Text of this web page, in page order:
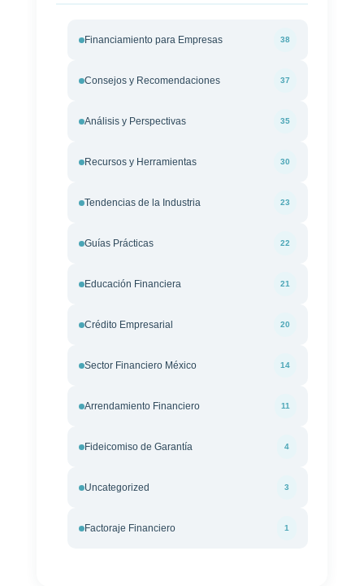
Financiamiento para Empresas 38
Consejos y Recomendaciones 37
Análisis y Perspectivas 35
Recursos y Herramientas 30
Tendencias de la Industria 23
Guías Prácticas 22
Educación Financiera 21
Crédito Empresarial 20
Sector Financiero México 14
Arrendamiento Financiero 11
Fideicomiso de Garantía 4
Uncategorized 3
Factoraje Financiero 1